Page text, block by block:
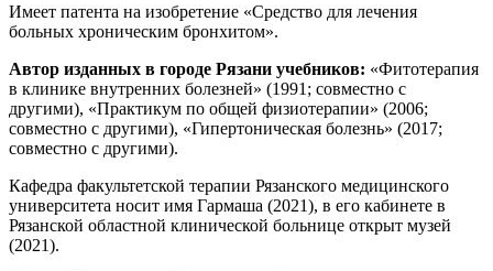
Имеет патента на изобретение «Средство для лечения
больных хроническим бронхитом».
Автор изданных в городе Рязани учебников: «Фитотерапия
в клинике внутренних болезней» (1991; совместно с
другими), «Практикум по общей физиотерапии» (2006;
совместно с другими), «Гипертоническая болезнь» (2017;
совместно с другими).
Кафедра факультетской терапии Рязанского медицинского
университета носит имя Гармаша (2021), в его кабинете в
Рязанской областной клинической больнице открыт музей
(2021).